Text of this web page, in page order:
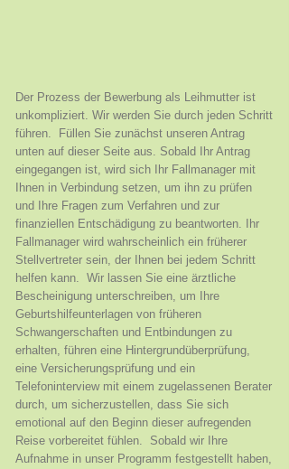
Der Prozess der Bewerbung als Leihmutter ist
unkompliziert. Wir werden Sie durch jeden Schritt
führen. ​ Füllen Sie zunächst unseren Antrag
unten auf dieser Seite aus. Sobald Ihr Antrag
eingegangen ist, wird sich Ihr Fallmanager mit
Ihnen in Verbindung setzen, um ihn zu prüfen
und Ihre Fragen zum Verfahren und zur
finanziellen Entschädigung zu beantworten. Ihr
Fallmanager wird wahrscheinlich ein früherer
Stellvertreter sein, der Ihnen bei jedem Schritt
helfen kann. ​ Wir lassen Sie eine ärztliche
Bescheinigung unterschreiben, um Ihre
Geburtshilfeunterlagen von früheren
Schwangerschaften und Entbindungen zu
erhalten, führen eine Hintergrundüberprüfung,
eine Versicherungsprüfung und ein
Telefoninterview mit einem zugelassenen Berater
durch, um sicherzustellen, dass Sie sich
emotional auf den Beginn dieser aufregenden
Reise vorbereitet fühlen. ​ Sobald wir Ihre
Aufnahme in unser Programm festgestellt haben,